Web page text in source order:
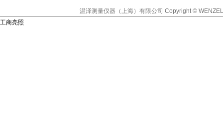
温泽测量仪器（上海）有限公司 Copyright ©
工商亮照